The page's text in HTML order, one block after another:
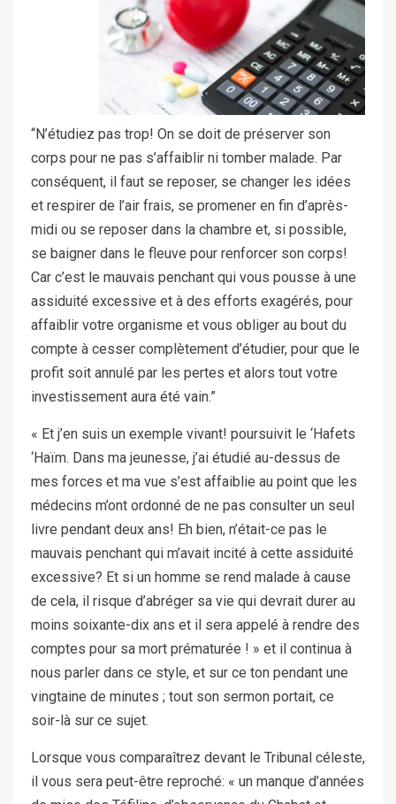
“N’étudiez pas trop! On se doit de préserver son
corps pour ne pas s’affaiblir ni tomber malade. Par
conséquent, il faut se reposer, se changer les idées
et respirer de l’air frais, se promener en fin d’après-
midi ou se reposer dans la chambre et, si possible,
se baigner dans le fleuve pour renforcer son corps!
Car c’est le mauvais penchant qui vous pousse à une
assiduité excessive et à des efforts exagérés, pour
affaiblir votre organisme et vous obliger au bout du
compte à cesser complètement d’étudier, pour que le
profit soit annulé par les pertes et alors tout votre
investissement aura été vain.”
« Et j’en suis un exemple vivant! poursuivit le ‘Hafets
‘Haïm. Dans ma jeunesse, j’ai étudié au-dessus de
mes forces et ma vue s’est affaiblie au point que les
médecins m’ont ordonné de ne pas consulter un seul
livre pendant deux ans! Eh bien, n’était-ce pas le
mauvais penchant qui m’avait incité à cette assiduité
excessive? Et si un homme se rend malade à cause
de cela, il risque d’abréger sa vie qui devrait durer au
moins soixante-dix ans et il sera appelé à rendre des
comptes pour sa mort prématurée ! » et il continua à
nous parler dans ce style, et sur ce ton pendant une
vingtaine de minutes ; tout son sermon portait, ce
soir-là sur ce sujet.
Lorsque vous comparaîtrez devant le Tribunal céleste,
il vous sera peut-être reproché: « un manque d’années